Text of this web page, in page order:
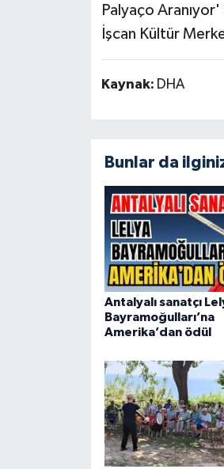
Palyaço Aranıyor'
İşcan Kültür
Kaynak: DHA
Bunlar da
Antalyalı sanatçı
Bayramoğulları’na
Amerika’dan ödül